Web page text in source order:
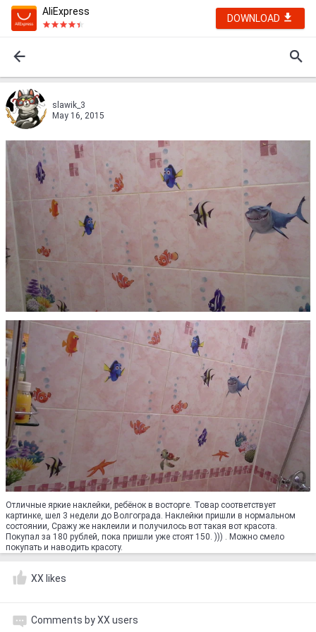
AliExpress
DOWNLOAD
slawik_3
May 16, 2015
Отличные яркие наклейки, ребёнок в восторге. Товар соответствует
картинке, шел 3 недели до Волгограда. Наклейки пришли в нормальном
состоянии, Сражу же наклеили и получилось вот такая вот красота.
Покупал за 180 рублей, пока пришли уже стоят 150. ))) . Можно смело
покупать и наводить красоту.
XX likes
Comments by XX users